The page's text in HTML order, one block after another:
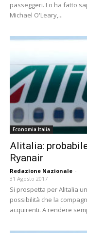
passeggeri. Lo ha fatto
Michael O'Leary,...
Economia Italia
Alitalia:
Ryanair
Redazione Nazionale -
31 Agosto 2017
Si prospetta per Alitalia
possibilità che la
acquirenti. A rendere